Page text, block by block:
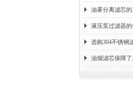
油雾分离滤芯
液压泵过滤器
选购304不锈钢
断
油烟滤芯保障